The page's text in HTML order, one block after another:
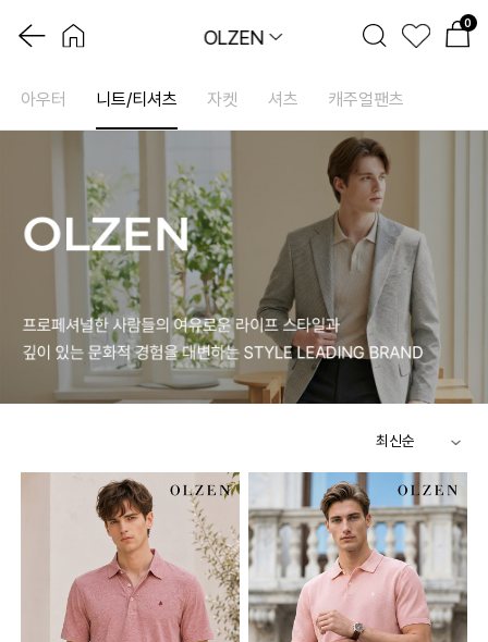
0
OLZEN
아우터 니트/티셔츠 자켓 셔츠 캐주얼팬츠